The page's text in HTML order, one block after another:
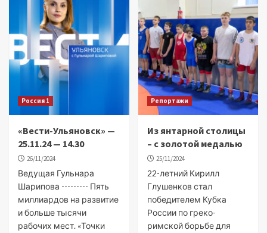
Россия 1
«Вести-Ульяновск» —
25.11.24 — 14.30
26/11/2024
Ведущая Гульнара
Шарипова --------- Пять
миллиардов на развитие
и больше тысячи
рабочих мест. «Точки
Репортажи
Из янтарной столицы
– с золотой медалью
25/11/2024
22-летний Кирилл
Глушенков стал
победителем Кубка
России по греко-
римской борьбе для